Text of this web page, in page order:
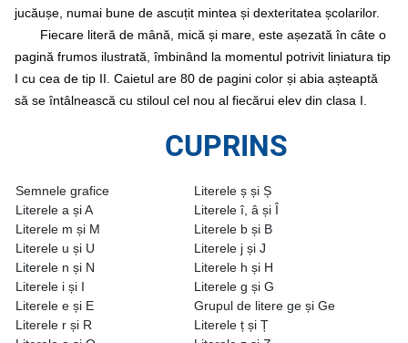
jucăușe, numai bune de ascuțit mintea și dexteritatea școlarilor.
Fiecare literă de mână, mică și mare, este așezată în câte o
pagină frumos ilustrată, îmbinând la momentul potrivit liniatura tip
I cu cea de tip II. Caietul are 80 de pagini color și abia așteaptă
să se întâlnească cu stiloul cel nou al fiecărui elev din clasa I.
CUPRINS
Semnele grafice
Literele a și A
Literele m și M
Literele u și U
Literele n și N
Literele i și I
Literele e și E
Literele r și R
Literele ș și Ș
Literele î, â și Î
Literele b și B
Literele j și J
Literele h și H
Literele g și G
Grupul de litere ge și Ge
Literele ț și Ț